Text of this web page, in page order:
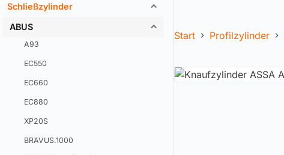
Schließzylinder
ABUS
A93
EC550
EC660
EC880
XP20S
BRAVUS.1000
Start Profilzylinder